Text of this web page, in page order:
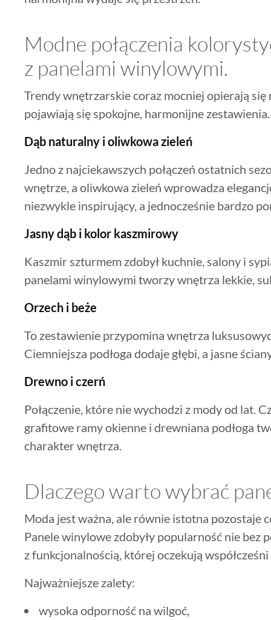
Modne połączenia
z panelami winylowymi.
Trendy wnętrzarskie coraz mocniej opierają
pojawiają się spokojne, harmonijne zestawienia.
Dąb naturalny i oliwkowa zieleń
Jedno z najciekawszych połączeń ostatnich
wnętrze, a oliwkowa zieleń wprowadza
niezwykle inspirujący, a jednocześnie bardzo
Jasny dąb i kolor kaszmirowy
Kaszmir szturmem zdobył kuchnie, salony i
panelami winylowymi tworzy wnętrza lekkie,
Orzech i beże
To zestawienie przypomina wnętrza
Ciemniejsza podłoga dodaje głębi, a jasne
Drewno i czerń
Połączenie, które nie wychodzi z mody od lat.
grafitowe ramy okienne i drewniana podłoga
charakter wnętrza.
Dlaczego warto wybrać
Moda jest ważna, ale równie istotna pozostaje
Panele winylowe zdobyły popularność nie bez
z funkcjonalnością, której oczekują
Najważniejsze zalety:
wysoka odporność na wilgoć,